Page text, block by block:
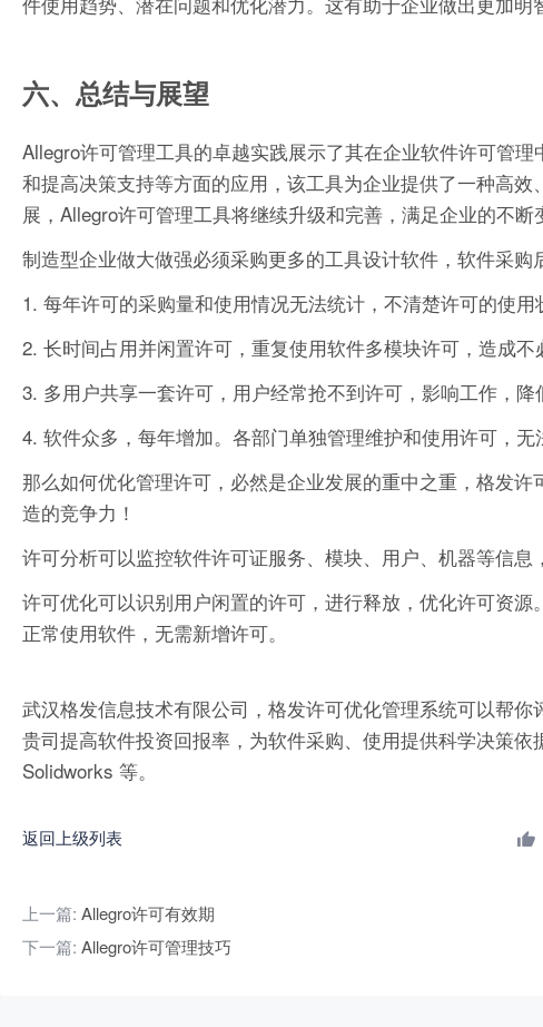
六、总结与展望
Allegro许可管理工具的卓越实践展示了其在企业软件许可管
和提高决策支持等方面的应用，该工具为企业提供了一种高
展，Allegro许可管理工具将继续升级和完善，满足企业的不断
制造型企业做大做强必须采购更多的工具设计软件，软件采购
1. 每年许可的采购量和使用情况无法统计，不清楚许可的使
2. 长时间占用并闲置许可，重复使用软件多模块许可，造成不
3. 多用户共享一套许可，用户经常抢不到许可，影响工作，降
4. 软件众多，每年增加。各部门单独管理维护和使用许可，无
那么如何优化管理许可，必然是企业发展的重中之重，格发
造的竞争力！
许可分析可以监控软件许可证服务、模块、用户、机器等信
许可优化可以识别用户闲置的许可，进行释放，优化许可资
正常使用软件，无需新增许可。
武汉格发信息技术有限公司，格发许可优化管理系统可以帮
贵司提高软件投资回报率，为软件采购、使用提供科学决策
Solidworks 等。
返回上级列表
上一篇: Allegro许可有效期
下一篇: Allegro许可管理技巧